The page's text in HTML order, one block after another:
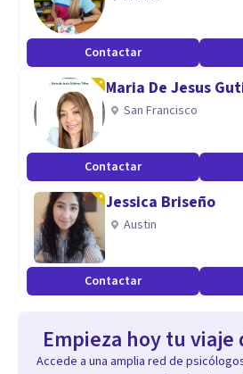
Contactar
Maria De Jesus
San Francisco
Contactar
Jessica Briseño
Austin
Contactar
Empieza hoy tu
Accede a una amplia red de